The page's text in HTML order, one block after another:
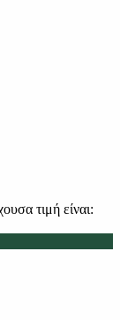
τιμή είναι: